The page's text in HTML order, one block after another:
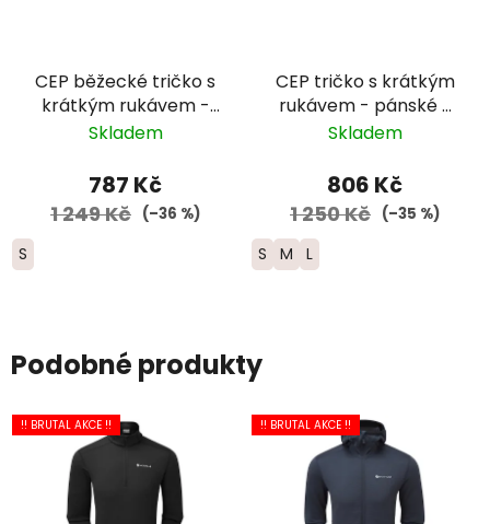
CEP běžecké tričko s
krátkým rukávem -
pánské - bílé
Skladem
787 Kč
1 249 Kč (–36 %)
S
CEP tričko s krátkým
rukávem - pánské -
modrá
Skladem
806 Kč
1 250 Kč (–35 %)
S M L
Podobné produkty
!! BRUTAL AKCE !! !! BRUTAL AKCE !!